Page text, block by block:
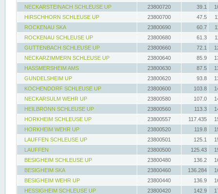
NECKARSTEINACH SCHLEUSE UP
23800720 39.1
HIRSCHHORN SCHLEUSE UP
23800700 47.5
ROCKENAU SKA
23800690 60.7
ROCKENAU SCHLEUSE UP
23800680 61.3
GUTTENBACH SCHLEUSE UP
23800660 72.1
NECKARZIMMERN SCHLEUSE UP
23800640 85.9
HASSMERSHEIM AMS
23800630 87.5
GUNDELSHEIM UP
23800620 93.8
KOCHENDORF SCHLEUSE UP
23800600 103.8
NECKARSULM WEHR UP
23800580 107.0
HEILBRONN SCHLEUSE UP
23800560 113.3
HORKHEIM SCHLEUSE UP
23800557 117.435
HORKHEIM WEHR UP
23800520 119.8
LAUFFEN SCHLEUSE UP
23800501 125.1
LAUFFEN
23800500 125.43
BESIGHEIM SCHLEUSE UP
23800480 136.2
BESIGHEIM SKA
23800460 136.284
BESIGHEIM WEHR UP
23800440 136.9
HESSIGHEIM SCHLEUSE UP
23800420 142.9